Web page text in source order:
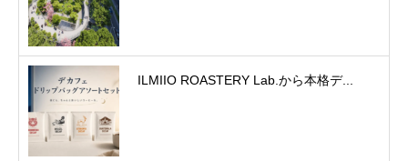
ILMIIO ROASTERY Lab.から本格デ...